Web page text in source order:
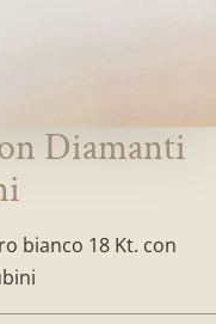
Diamanti
bianco 18 Kt. con